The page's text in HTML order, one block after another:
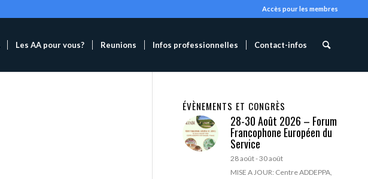
Accès pour les membres
Les AA pour vous? Reunions Infos professionnelles Contact-infos
ÉVÈNEMENTS ET CONGRÈS
28-30 Août 2026 – Forum
Francophone Européen du
Service
28 août-30 août
MISE A JOUR: Centre ADDEPPA,